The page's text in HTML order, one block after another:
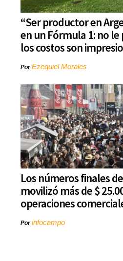
“Ser productor en
en un Fórmula 1: no
los costos son
PorEzequiel Morales
Los números finales
movilizó más de $
operaciones
Porinfocampo